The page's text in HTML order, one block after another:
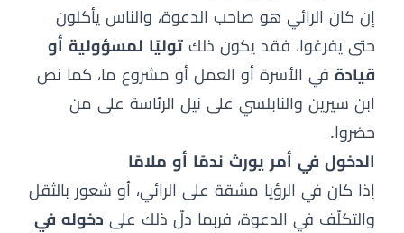
إن كان الرائي هو صاحب الدعوة، والناس يأكلون
حتى يفرغوا، فقد يكون ذلكتوليًا لمسؤولية أو
قيادة في الأسرة أو العمل أو مشروع ما، كما نص
ابن سيرين والنابلسي على نيل الرئاسة على من
حضروا.
الدخول في أمر يورث ندمًا أو ملامًا
إذا كان في الرؤيا مشقة على الرائي، أو شعور بالثقل
والتكلّف في الدعوة، فربما دلّ ذلك على دخوله في